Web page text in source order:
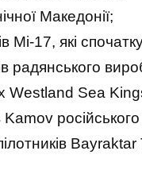
Македонії;
Мі-17, які
радянського
Westland Sea
Kamov